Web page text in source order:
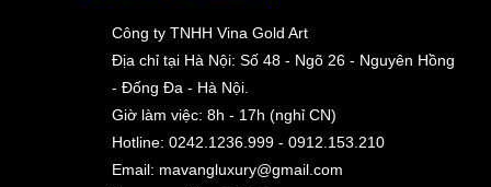
Công ty TNHH Vina Gold Art
Địa chỉ tại Hà Nội: Số 48 - Ngõ 26 - Nguyên Hồng
- Đống Đa - Hà Nội.
Giờ làm việc: 8h - 17h (nghỉ CN)
Hotline: 0242.1236.999 - 0912.153.210
Email: mavangluxury@gmail.com